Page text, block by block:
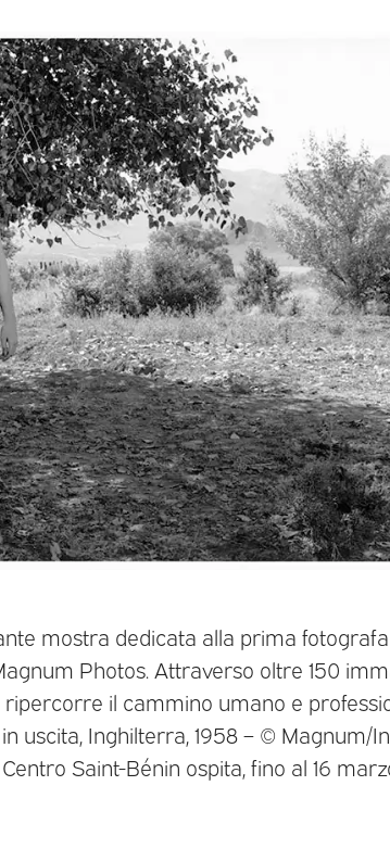
mostra dedicata alla prima
Photos. Attraverso oltre 150
ripercorre il cammino umano e
uscita, Inghilterra, 1958 – © Magnum/
Saint-Bénin ospita, fino al 16